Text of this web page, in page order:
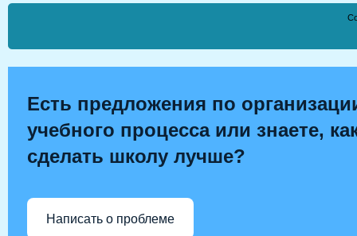
Есть предложения по
учебного процесса или знаете,
сделать школу лучше?
Написать о проблеме